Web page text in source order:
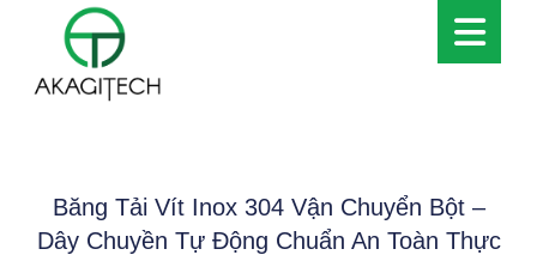
Băng Tải Vít Inox 304 Vận Chuyển Bột –
Dây Chuyền Tự Động Chuẩn An Toàn Thực